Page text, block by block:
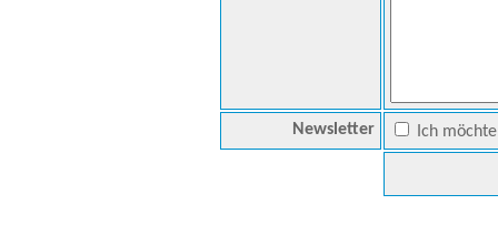
Newsletter Ich